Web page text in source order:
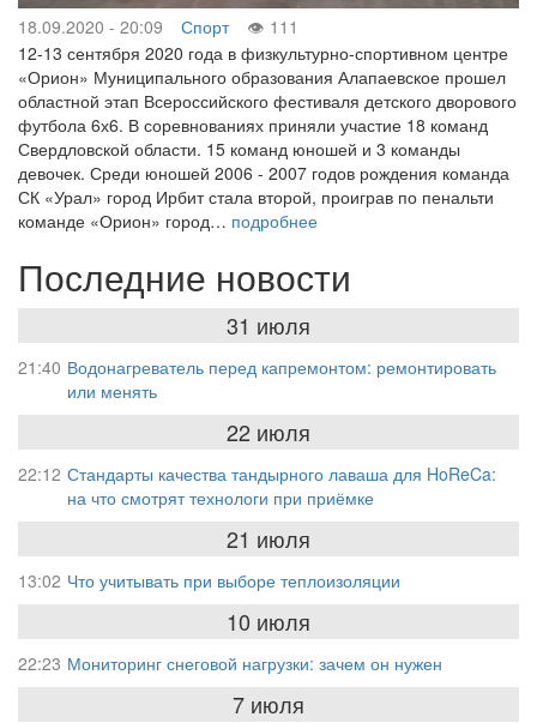
18.09.2020 - 20:09 Спорт
111
12-13 сентября 2020 года в физкультурно-спортивном центре
«Орион» Муниципального образования Алапаевское прошел
областной этап Всероссийского фестиваля детского дворового
футбола 6х6. В соревнованиях приняли участие 18 команд
Свердловской области. 15 команд юношей и 3 команды
девочек. Среди юношей 2006 - 2007 годов рождения команда
СК «Урал» город Ирбит стала второй, проиграв по пенальти
команде «Орион» город… подробнее
Последние новости
31 июля
21:40 Водонагреватель перед капремонтом: ремонтировать
или менять
22 июля
22:12 Стандарты качества тандырного лаваша для HoReCa:
на что смотрят технологи при приёмке
21 июля
13:02 Что учитывать при выборе теплоизоляции
10 июля
22:23 Мониторинг снеговой нагрузки: зачем он нужен
7 июля